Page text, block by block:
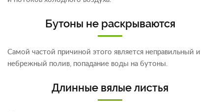
Бутоны не раскрываются
Самой частой причиной этого является неправильный и
небрежный полив, попадание воды на бутоны.
Длинные вялые листья